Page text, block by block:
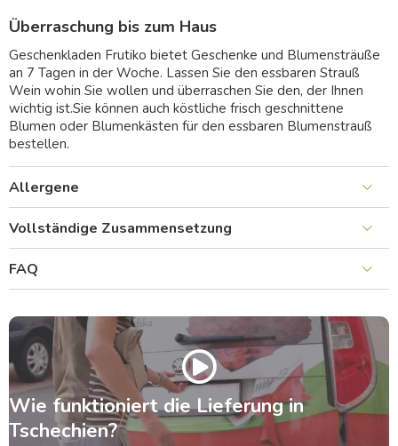
Überraschung bis zum Haus
Geschenkladen Frutiko bietet Geschenke und Blumensträuße
an 7 Tagen in der Woche. Lassen Sie den essbaren Strauß
Wein wohin Sie wollen und überraschen Sie den, der Ihnen
wichtig ist.Sie können auch köstliche frisch geschnittene
Blumen oder Blumenkästen für den essbaren Blumenstrauß
bestellen.
Allergene
Vollständige Zusammensetzung
FAQ
Wie funktioniert die Lieferung in
Tschechien?